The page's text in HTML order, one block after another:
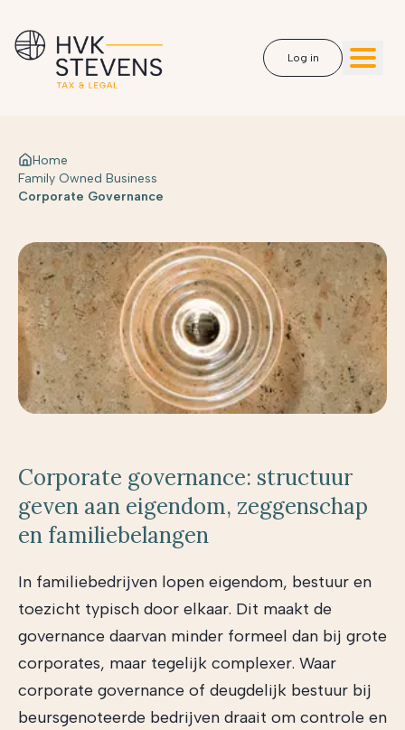
Log in
Home
Family Owned Business
Corporate Governance
Corporate governance: structuur
geven aan eigendom, zeggenschap
en familiebelangen
In familiebedrijven lopen eigendom, bestuur en
toezicht typisch door elkaar. Dit maakt de
governance daarvan minder formeel dan bij grote
corporates, maar tegelijk complexer. Waar
corporate governance of deugdelijk bestuur bij
beursgenoteerde bedrijven draait om controle en